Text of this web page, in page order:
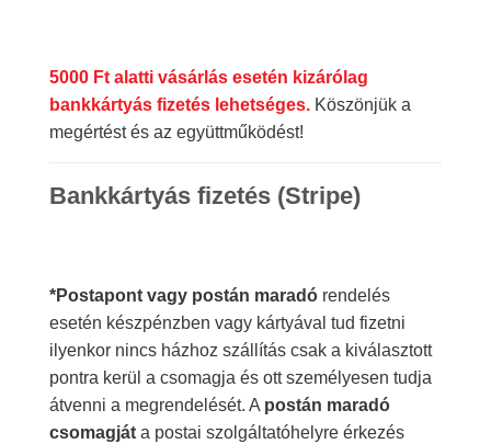
5000 Ft alatti vásárlás esetén kizárólag
bankkártyás fizetés lehetséges.Köszönjük a
megértést és az együttműködést!
Bankkártyás fizetés (Stripe)
*Postapont vagy postán maradórendelés
esetén készpénzben vagy kártyával tud fizetni
ilyenkor nincs házhoz szállítás csak a kiválasztott
pontra kerül a csomagja és ott személyesen tudja
átvenni a megrendelését. A postán maradó
csomagjáta postai szolgáltatóhelyre érkezés